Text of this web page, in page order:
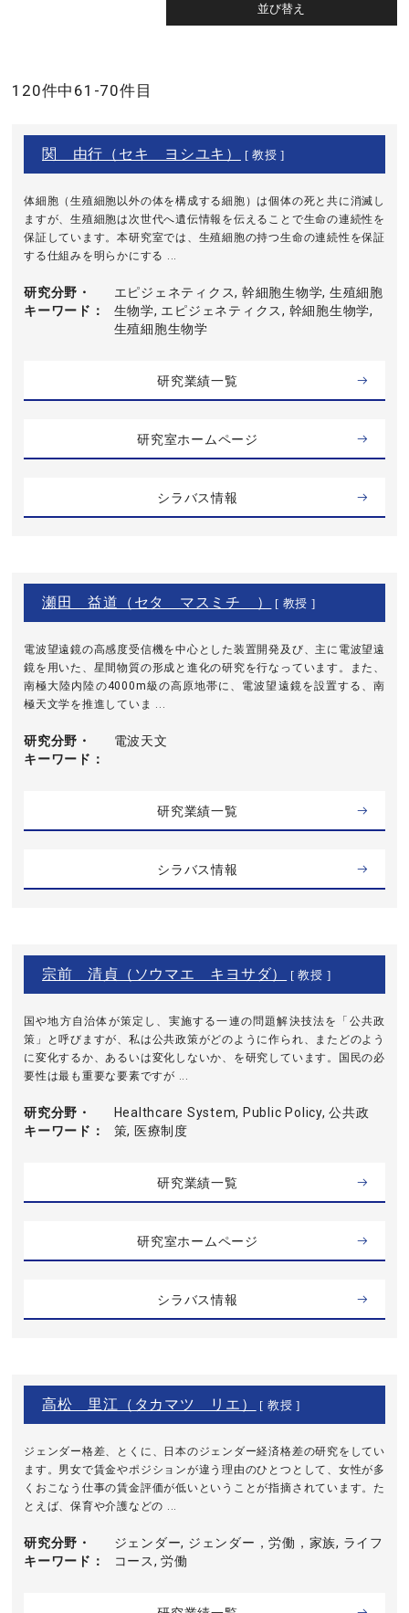
120件中61-70件目
関 由行（セキ ヨシユキ） [ 教授 ]
体細胞（生殖細胞以外の体を構成する細胞）は個体の死と共に消滅し
ますが、生殖細胞は次世代へ遺伝情報を伝えることで生命の連続性を
保証しています。本研究室では、生殖細胞の持つ生命の連続性を保証
する仕組みを明らかにする ...
研究分野・
キーワード
エピジェネティクス, 幹細胞生物学, 生殖細胞
生物学, エピジェネティクス, 幹細胞生物学,
生殖細胞生物学
研究業績一覧
研究室ホームページ
シラバス情報
瀬田 益道（セタ マスミチ ） [ 教授 ]
電波望遠鏡の高感度受信機を中心とした装置開発及び、主に電波望遠
鏡を用いた、星間物質の形成と進化の研究を行なっています。また、
南極大陸内陸の4000m級の高原地帯に、電波望遠鏡を設置する、南
極天文学を推進していま ...
研究分野・
キーワード
電波天文
研究業績一覧
シラバス情報
宗前 清貞（ソウマエ キヨサダ） [ 教授 ]
国や地方自治体が策定し、実施する一連の問題解決技法を「公共政
策」と呼びますが、私は公共政策がどのように作られ、またどのよう
に変化するか、あるいは変化しないか、を研究しています。国民の必
要性は最も重要な要素ですが ...
研究分野・
キーワード
Healthcare System, Public Policy, 公共政
策, 医療制度
研究業績一覧
研究室ホームページ
シラバス情報
高松 里江（タカマツ リエ） [ 教授 ]
ジェンダー格差、とくに、日本のジェンダー経済格差の研究をしてい
ます。男女で賃金やポジションが違う理由のひとつとして、女性が多
くおこなう仕事の賃金評価が低いということが指摘されています。た
とえば、保育や介護などの ...
研究分野・
キーワード
ジェンダー, ジェンダー，労働，家族, ライフ
コース, 労働